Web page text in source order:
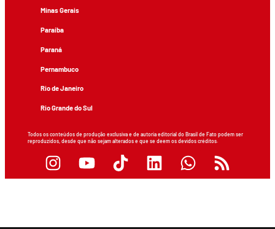
Minas Gerais
Paraíba
Paraná
Pernambuco
Rio de Janeiro
Rio Grande do Sul
Todos os conteúdos de produção exclusiva e de autoria editorial do Brasil de Fato podem ser
reproduzidos, desde que não sejam alterados e que se deem os devidos créditos.